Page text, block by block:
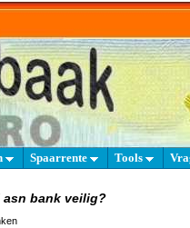
Spaarrente Tools
bank veilig?